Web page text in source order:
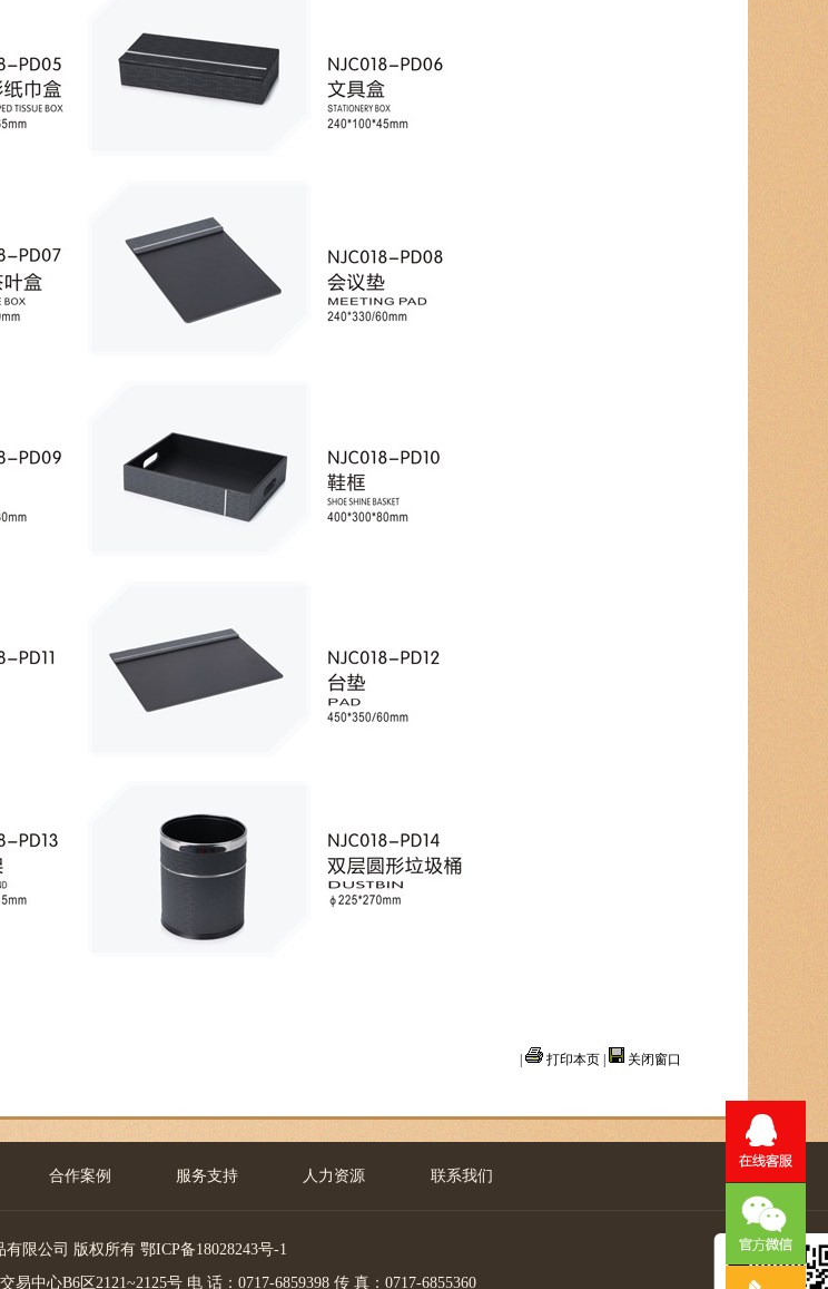
打印本页 关闭窗口
合作案例 服务支持 人力资源 联系我们
有限公司 版权所有 鄂ICP备18028243号-1
中心B6区2121~2125号 电 话：0717-6859398 传 真：0717-6855360